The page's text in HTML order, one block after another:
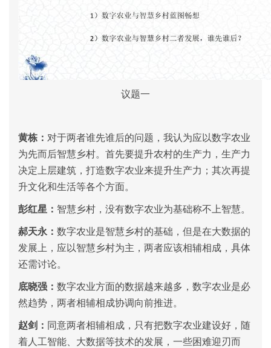
议题一
黄栋： 对于两者谁先谁后的问题，我认为应以数字农业
为先而后智慧乡村。首先要提升农村的生产力，生产力
决定上层建筑，打造数字农业来提升生产力；其次再提
升文化和生活等各个方面。
彭红星： 智慧乡村，没有数字农业为基础称不上智慧。
郝天永： 数字农业是智慧乡村的基础，但是在大数据的
发展上，应以智慧乡村为主，两者应该相辅相成，具体
还需讨论。
底晓强： 数字农业方面的数据越来越多，数字农业是必
然趋势，两者相辅相成协调向前推进。
赵剑： 同意两者相辅相成，只有把数字农业建设好，随
着人工智能、大数据等技术的发展，一些困难迎刃而